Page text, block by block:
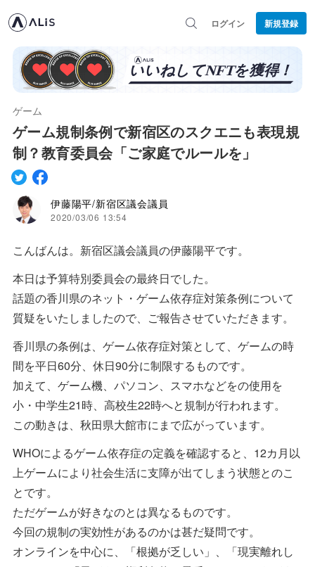
ログイン 新規登録
ゲーム
ゲーム規制条例で新宿区のスクエニも表現規
制？教育委員会「ご家庭でルールを」
伊藤陽平/新宿区議会議員
2020/03/06 13:54
こんばんは。新宿区議会議員の伊藤陽平です。
本日は予算特別委員会の最終日でした。
話題の香川県のネット・ゲーム依存症対策条例について
質疑をいたしましたので、ご報告させていただきます。
香川県の条例は、ゲーム依存症対策として、ゲームの時
間を平日60分、休日90分に制限するものです。
加えて、ゲーム機、パソコン、スマホなどをの使用を
小・中学生21時、高校生22時へと規制が行われます。
この動きは、秋田県大館市にまで広がっています。
WHOによるゲーム依存症の定義を確認すると、12カ月以
上ゲームにより社会生活に支障が出てしまう状態とのこ
とです。
ただゲームが好きなのとは異なるものです。
今回の規制の実効性があるのかは甚だ疑問です。
オンラインを中心に、「根拠が乏しい」、「現実離れし